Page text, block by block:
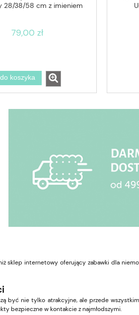
28/38/58 cm z imieniem
79,00 zł
do koszyka
sklep internetowy oferujący zabawki dla
być nie tylko atrakcyjne, ale przede
bezpieczne w kontakcie z najmłodszymi.